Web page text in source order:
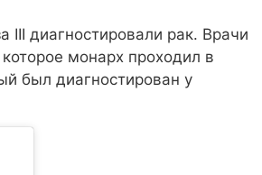
III диагностировали рак. Врачи
монарх проходил в
был диагностирован у